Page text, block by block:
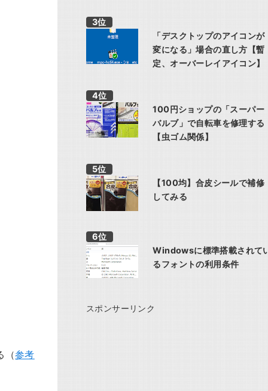
（参考
「デスクトップのアイコンが
変になる」場合の直し方【暫
定、オーバーレイアイコン】
100円ショップの「スーパー
バルブ」で自転車を修理する
【虫ゴム関係】
【100均】合皮シールで補修
してみる
Windowsに標準搭載されて
るフォントの利用条件
スポンサーリンク